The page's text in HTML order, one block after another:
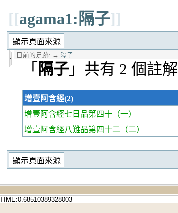
[[agama1:隔子]]
目前的足跡: → 隔子
「 隔子 」共有 2 個註解
增壹阿含經(2)
增壹阿含經七日品第四十 （一）
增壹阿含經八難品第四十二 （二）
TIME:0.68510389328003